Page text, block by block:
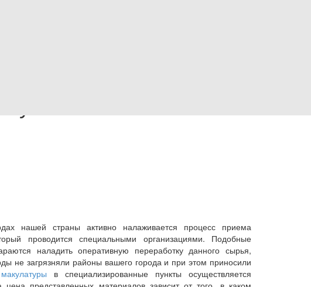
нашей страны активно налаживается процесс приема
проводится специальными организациями. Подобные
наладить оперативную переработку данного сырья,
не загрязняли районы вашего города и при этом приносили
в специализированные пункты осуществляется